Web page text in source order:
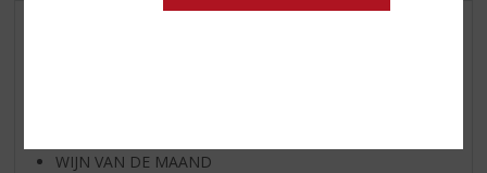
WIJN VAN DE MAAND